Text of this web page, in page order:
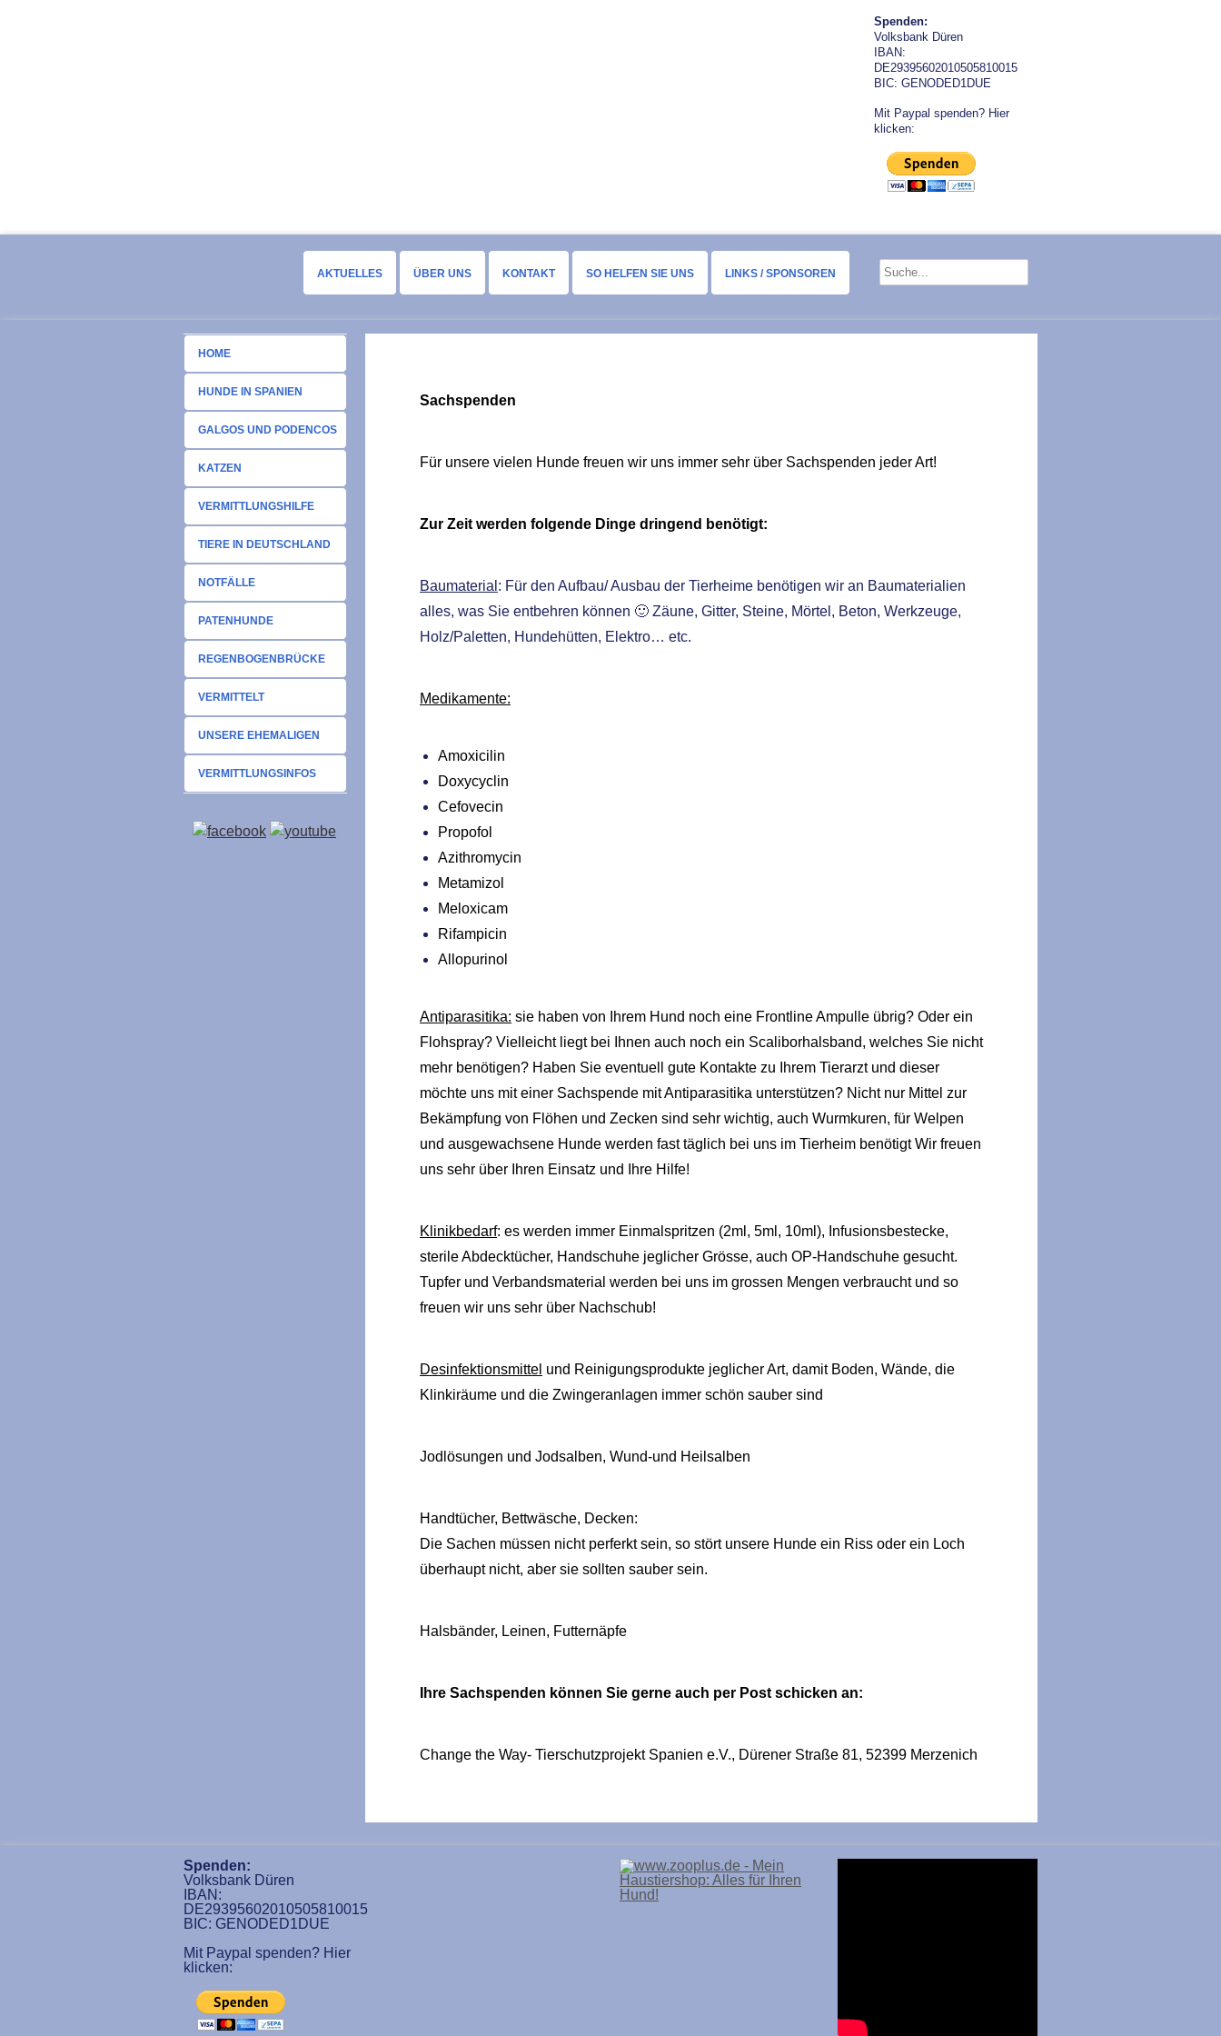
Spenden:
Volksbank Düren
IBAN:
DE29395602010505810015
BIC: GENODED1DUE
Mit Paypal spenden? Hier
klicken:
AKTUELLES ÜBER UNS KONTAKT SO HELFEN SIE UNS LINKS / SPONSOREN
HOME
HUNDE IN SPANIEN
GALGOS UND PODENCOS
KATZEN
VERMITTLUNGSHILFE
TIERE IN DEUTSCHLAND
NOTFÄLLE
PATENHUNDE
REGENBOGENBRÜCKE
VERMITTELT
UNSERE EHEMALIGEN
VERMITTLUNGSINFOS
Sachspenden
Für unsere vielen Hunde freuen wir uns immer sehr über Sachspenden jeder Art!
Zur Zeit werden folgende Dinge dringend benötigt:
Baumaterial : Für den Aufbau/ Ausbau der Tierheime benötigen wir an Baumaterialien
alles, was Sie entbehren können 🙂 Zäune, Gitter, Steine, Mörtel, Beton, Werkzeuge,
Holz/Paletten, Hundehütten, Elektro… etc.
Medikamente:
Amoxicilin
Doxycyclin
Cefovecin
Propofol
Azithromycin
Metamizol
Meloxicam
Rifampicin
Allopurinol
Antiparasitika: sie haben von Ihrem Hund noch eine Frontline Ampulle übrig? Oder ein
Flohspray? Vielleicht liegt bei Ihnen auch noch ein Scaliborhalsband, welches Sie nicht
mehr benötigen? Haben Sie eventuell gute Kontakte zu Ihrem Tierarzt und dieser
möchte uns mit einer Sachspende mit Antiparasitika unterstützen? Nicht nur Mittel zur
Bekämpfung von Flöhen und Zecken sind sehr wichtig, auch Wurmkuren, für Welpen
und ausgewachsene Hunde werden fast täglich bei uns im Tierheim benötigt Wir freuen
uns sehr über Ihren Einsatz und Ihre Hilfe!
Klinikbedarf: es werden immer Einmalspritzen (2ml, 5ml, 10ml), Infusionsbestecke,
sterile Abdecktücher, Handschuhe jeglicher Grösse, auch OP-Handschuhe gesucht.
Tupfer und Verbandsmaterial werden bei uns im grossen Mengen verbraucht und so
freuen wir uns sehr über Nachschub!
Desinfektionsmittel und Reinigungsprodukte jeglicher Art, damit Boden, Wände, die
Klinkiräume und die Zwingeranlagen immer schön sauber sind
Jodlösungen und Jodsalben, Wund-und Heilsalben
Handtücher, Bettwäsche, Decken:
Die Sachen müssen nicht perferkt sein, so stört unsere Hunde ein Riss oder ein Loch
überhaupt nicht, aber sie sollten sauber sein.
Halsbänder, Leinen, Futternäpfe
Ihre Sachspenden können Sie gerne auch per Post schicken an:
Change the Way- Tierschutzprojekt Spanien e.V., Dürener Straße 81, 52399 Merzenich
Spenden:
Volksbank Düren
IBAN:
DE29395602010505810015
BIC: GENODED1DUE
Mit Paypal spenden? Hier
klicken: